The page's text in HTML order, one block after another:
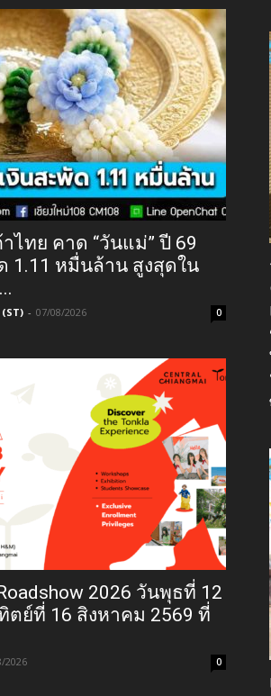
ไทย คาด “วันแม่” ปี 69
1.11 หมื่นล้าน สูงสุดใน
(ST) - 07/08/2026 0
2026 วันพุธที่ 12
ตย์ที่ 16 สิงหาคม 2569 ที่
2026 0